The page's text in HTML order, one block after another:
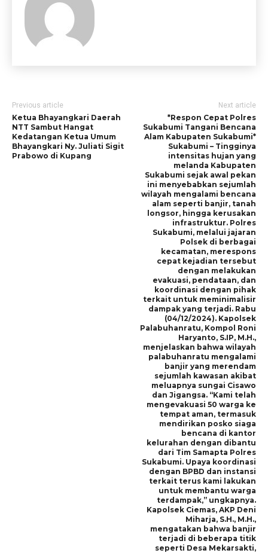
Previous article
Ketua Bhayangkari Daerah
NTT Sambut Hangat
Kedatangan Ketua Umum
Bhayangkari Ny. Juliati Sigit
Prabowo di Kupang
Next article
*Respon Cepat Polres
Sukabumi Tangani Bencana
Alam Kabupaten Sukabumi*
Sukabumi – Tingginya
intensitas hujan yang
melanda Kabupaten
Sukabumi sejak awal pekan
ini menyebabkan sejumlah
wilayah mengalami bencana
alam seperti banjir, tanah
longsor, hingga kerusakan
infrastruktur. Polres
Sukabumi, melalui jajaran
Polsek di berbagai
kecamatan, merespons
cepat kejadian tersebut
dengan melakukan
evakuasi, pendataan, dan
koordinasi dengan pihak
terkait untuk meminimalisir
dampak yang terjadi. Rabu
(04/12/2024). Kapolsek
Palabuhanratu, Kompol Roni
Haryanto, S.IP, M.H.,
menjelaskan bahwa wilayah
palabuhanratu mengalami
banjir yang merendam
sejumlah kawasan akibat
meluapnya sungai Cisawo
dan Jigangsa. “Kami telah
mengevakuasi 50 warga ke
tempat aman, termasuk
mendirikan posko siaga
bencana di kantor
kelurahan dengan dibantu
dari Tim Samapta Polres
Sukabumi. Upaya koordinasi
dengan BPBD dan instansi
terkait terus kami lakukan
untuk membantu warga
terdampak,” ungkapnya.
Kapolsek Ciemas, AKP Deni
Miharja, S.H., M.H.,
mengatakan bahwa banjir
terjadi di beberapa titik
seperti Desa Mekarsakti,